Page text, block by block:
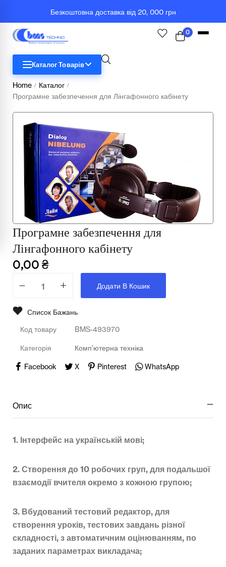
Безкоштовна доставка від 20, 000 грн
0
Каталог Товарів
Біологія
Географія
Комп'ютерна техніка
Меблі
Медичні тренажери та манекени
Телерадіо обладнання
Хімія
Підкатегорії відсутні.
Home / Каталог /
Програмне забезпечення для Лінгафонного кабінету
Програмне забезпечення для
Лінгафонного кабінету
0,00 ₴
Додати В Кошик
Список Бажань
Код товару BMS-493970
Категорія Комп'ютерна техніка
Facebook X Pinterest WhatsApp
Опис
1. Інтерфейс на українській мові;
2. Створення до 10 робочих груп, для подальшої
взаємодії вчителя окремо з кожною групою;
3. Вбудований тестовий редактор, для
створення уроків, тестових завдань різної
складності, з автоматичним оцінюванням, по
заданих параметрах викладача;